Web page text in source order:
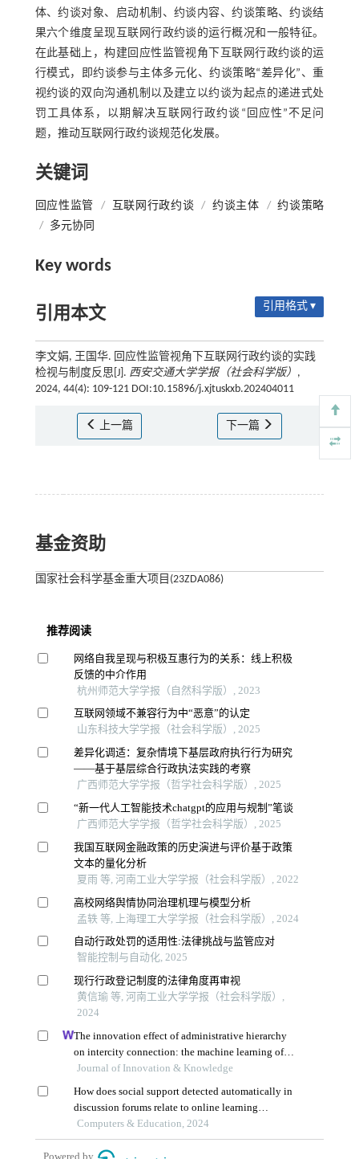
体、约谈对象、启动机制、约谈内容、约谈策略、约谈结
果六个维度呈现互联网行政约谈的运行概况和一般特征。
在此基础上，构建回应性监管视角下互联网行政约谈的运
行模式，即约谈参与主体多元化、约谈策略“差异化”、重
视约谈的双向沟通机制以及建立以约谈为起点的递进式处
罚工具体系，以期解决互联网行政约谈“回应性”不足问
题，推动互联网行政约谈规范化发展。
关键词
回应性监管 / 互联网行政约谈 / 约谈主体 / 约谈策略
/
多元协同
Key words
引用本文 引用格式 ▾
李文娟, 王国华. 回应性监管视角下互联网行政约谈的实践
检视与制度反思[J]. 西安交通大学学报（社会科学版） ,
2024, 44(4): 109-121 DOI:10.15896/j.xjtuskxb.202404011
上一篇 下一篇
基金资助
国家社会科学基金重大项目(23ZDA086)